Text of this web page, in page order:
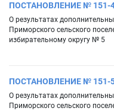
ПОСТАНОВЛЕНИЕ № 151-4
О результатах
Приморского сельского
избирательному округу № 5
ПОСТАНОВЛЕНИЕ № 151-5
О результатах
Приморского сельского